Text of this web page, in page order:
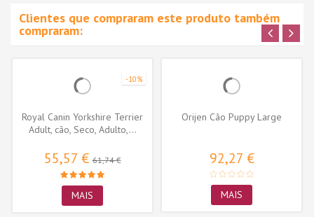
Clientes que compraram este produto também
compraram:
-10%
Royal Canin Yorkshire Terrier
Adult, cão, Seco, Adulto,...
55,57 €61,74 €
MAIS
Orijen Cão Puppy Large
92,27 €
MAIS